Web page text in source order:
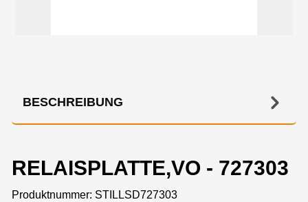
BESCHREIBUNG
RELAISPLATTE,VO - 727303
Produktnummer: STILLSD727303